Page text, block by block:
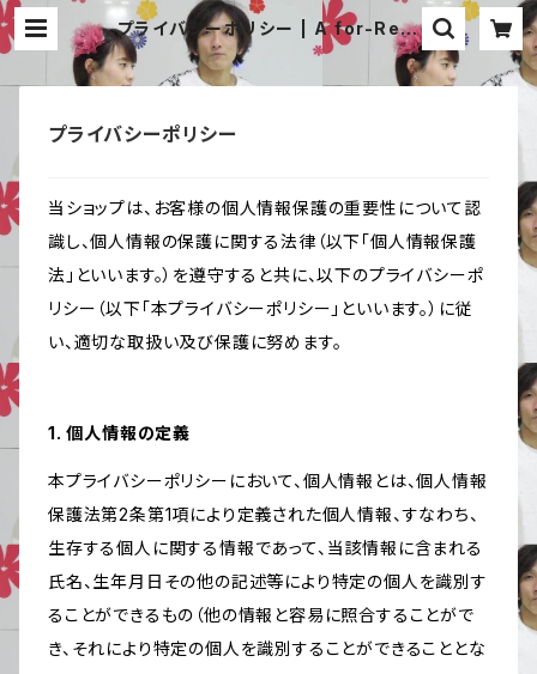
プライバシーポリシー | A for-Real
オフィシャル 通販サイト
プライバシーポリシー
当ショップは、お客様の個人情報保護の重要性について認
識し、個人情報の保護に関する法律（以下「個人情報保護
法」といいます。）を遵守すると共に、以下のプライバシーポ
リシー（以下「本プライバシーポリシー」といいます。）に従
い、適切な取扱い及び保護に努めます。
1. 個人情報の定義
本プライバシーポリシーにおいて、個人情報とは、個人情報
保護法第2条第1項により定義された個人情報、すなわち、
生存する個人に関する情報であって、当該情報に含まれる
氏名、生年月日その他の記述等により特定の個人を識別す
ることができるもの（他の情報と容易に照合することがで
き、それにより特定の個人を識別することができることとな